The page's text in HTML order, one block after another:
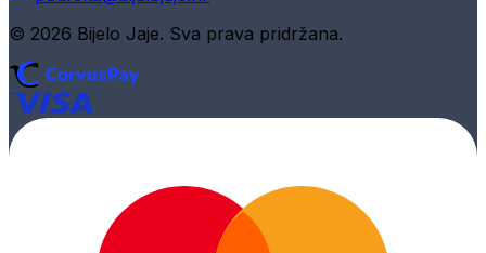
© 2026 Bijelo Jaje. Sva prava pridržana.